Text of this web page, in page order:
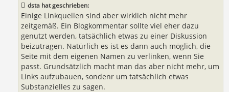
dsta hat geschrieben:
Einige Linkquellen sind aber wirklich nicht mehr
zeitgemäß. Ein Blogkommentar sollte viel eher dazu
genutzt werden, tatsächlich etwas zu einer Diskussion
beizutragen. Natürlich es ist es dann auch möglich, die
Seite mit dem eigenen Namen zu verlinken, wenn Sie
passt. Grundsätzlich macht man das aber nicht mehr, um
Links aufzubauen, sondenr um tatsächlich etwas
Substanzielles zu sagen.